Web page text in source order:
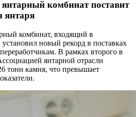
комбинат поставит
янтаря
комбинат, входящий в
новый рекорд в поставках
В рамках второго в
янтарной отрасли
тонн камня, что превышает